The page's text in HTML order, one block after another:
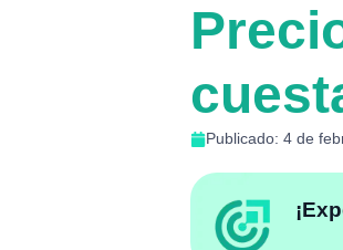
Publicado: 4 de